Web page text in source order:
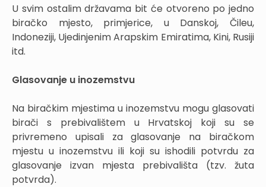
U svim ostalim državama bit će otvoreno po jedno
biračko mjesto, primjerice, u Danskoj, Čileu,
Indoneziji, Ujedinjenim Arapskim Emiratima, Kini, Rusiji
itd.
Glasovanje u inozemstvu
Na biračkim mjestima u inozemstvu mogu glasovati
birači s prebivalištem u Hrvatskoj koji su se
privremeno upisali za glasovanje na biračkom
mjestu u inozemstvu ili koji su ishodili potvrdu za
glasovanje izvan mjesta prebivališta (tzv. žuta
potvrda).